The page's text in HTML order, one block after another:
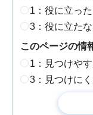
1：役に立った
3：役に立た
このページの情
1：見つけや
3：見つけに